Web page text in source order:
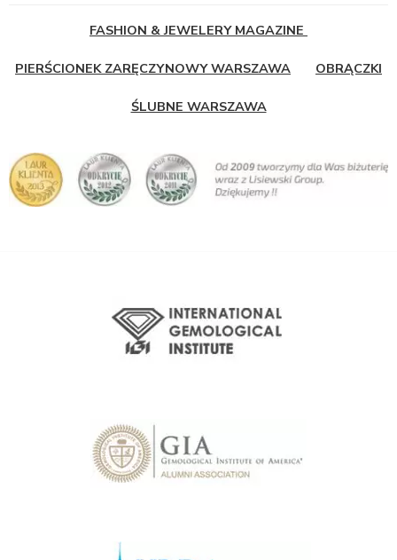
FASHION & JEWELERY MAGAZINE
PIERŚCIONEK ZARĘCZYNOWY WARSZAWA OBRĄCZKI
ŚLUBNE WARSZAWA